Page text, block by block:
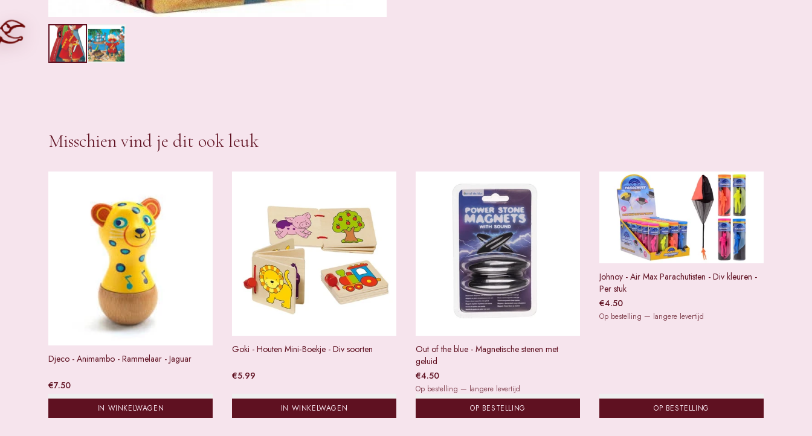
Misschien vind je dit ook leuk
Djeco - Animambo - Rammelaar - Jaguar
€7.50
IN WINKELWAGEN
Goki - Houten Mini‑Boekje - Div soorten
€5.99
IN WINKELWAGEN
Out of the blue - Magnetische stenen met
geluid
€4.50
Op bestelling — langere levertijd
OP BESTELLING
Johnoy - Air Max Parachutisten - Div kleuren -
Per stuk
€4.50
Op bestelling — langere levertijd
OP BESTELLING